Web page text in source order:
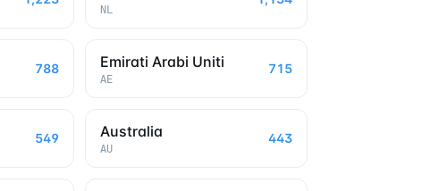
NL
788 Emirati Arabi Uniti
AE
715
549 Australia
AU
443